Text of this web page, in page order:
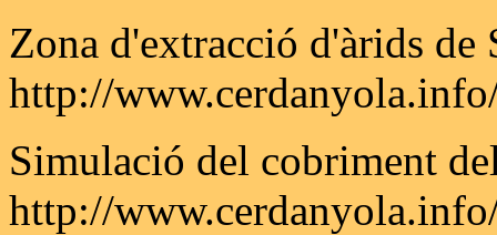
Zona d'extracció d'àrids de
http://
Simulació del cobriment
http://